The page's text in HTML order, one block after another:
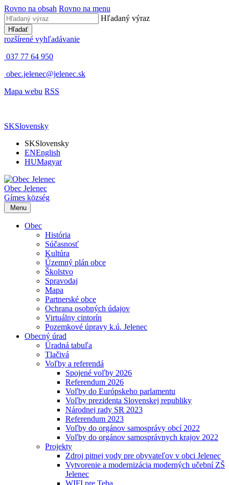
Rovno na obsah Rovno na menu
Hľadaný výraz
Hľadať
rozšírené vyhľadávanie
037 77 64 950
obec.jelenec@jelenec.sk
Mapa webu RSS
SKSlovensky
SKSlovensky
ENEnglish
HUMagyar
Obec Jelenec
Gímes község
Menu
Obec
História
Súčasnosť
Kultúra
Územný plán obce
Školstvo
Spravodaj
Mapa
Partnerské obce
Ochrana osobných údajov
Virtuálny cintorín
Pozemkové úpravy k.ú. Jelenec
Obecný úrad
Úradná tabuľa
Tlačivá
Voľby a referendá
Spojené voľby 2026
Referendum 2026
Voľby do Európskeho parlamentu
Voľby prezidenta Slovenskej republiky
Národnej rady SR 2023
Referendum 2023
Voľby do orgánov samosprávy obcí 2022
Voľby do orgánov samosprávnych krajov 2022
Projekty
Zdroj pitnej vody pre obyvateľov v obci Jelenec
Vytvorenie a modernizácia moderných učební ZŠ
Jelenec
WIFI pre Teba